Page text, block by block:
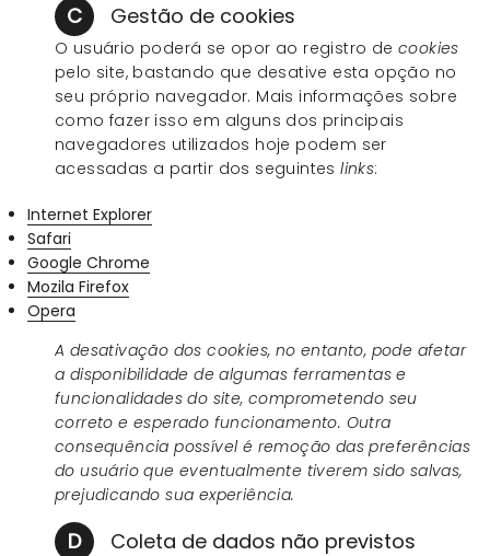
C Gestão de cookies
O usuário poderá se opor ao registro de cookies
pelo site, bastando que desative esta opção no
seu próprio navegador. Mais informações sobre
como fazer isso em alguns dos principais
navegadores utilizados hoje podem ser
acessadas a partir dos seguinteslinks:
Internet Explorer
Safari
Google Chrome
Mozila Firefox
Opera
A desativação dos cookies, no entanto, pode afetar
a disponibilidade de algumas ferramentas e
funcionalidades do site, comprometendo seu
correto e esperado funcionamento. Outra
consequência possível é remoção das preferências
do usuário que eventualmente tiverem sido salvas,
prejudicando sua experiência.
D
Coleta de dados não previstos